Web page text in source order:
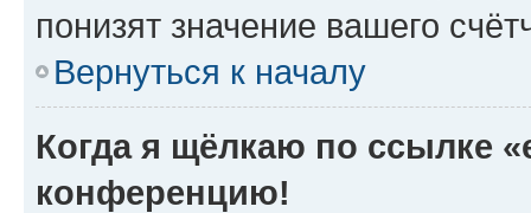
понизят значение вашего
Вернуться к началу
Когда я щёлкаю по ссылке
конференцию!